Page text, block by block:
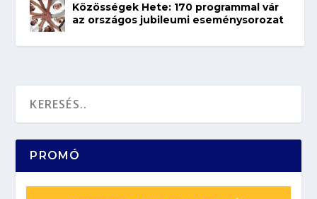
Közösségek Hete: 170 programmal vár
az országos jubileumi eseménysorozat
PROMÓ